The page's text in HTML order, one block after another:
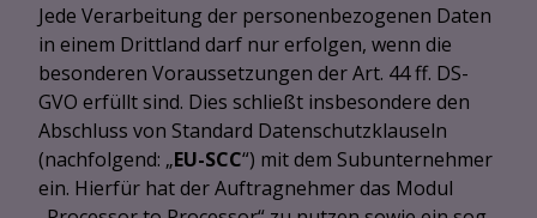
Jede Verarbeitung der personenbezogenen Daten
in einem Drittland darf nur erfolgen, wenn die
besonderen Voraussetzungen der Art. 44 ff. DS-
GVO erfüllt sind. Dies schließt insbesondere den
Abschluss von Standard Datenschutzklauseln
(nachfolgend: „EU-SCC“) mit dem Subunternehmer
ein. Hierfür hat der Auftragnehmer das Modul